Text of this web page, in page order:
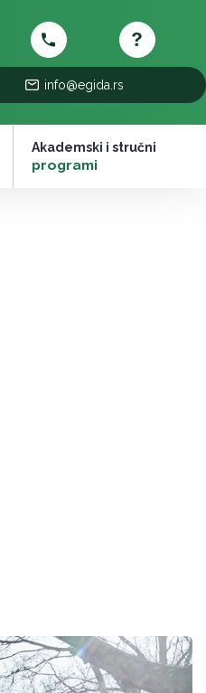
info@egida.rs
Akademski i stručni
–
programi